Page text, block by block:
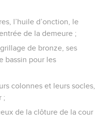
l’huile d’onction, le
de la demeure ;
de bronze, ses
bassin pour les
colonnes et leurs socles,
;
de la clôture de la cour